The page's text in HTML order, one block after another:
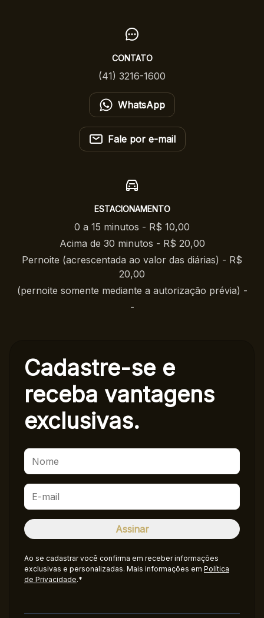
CONTATO
(41) 3216-1600
WhatsApp
Fale por e-mail
ESTACIONAMENTO
0 a 15 minutos - R$ 10,00
Acima de 30 minutos - R$ 20,00
Pernoite (acrescentada ao valor das diárias) - R$
20,00
(pernoite somente mediante a autorização prévia) -
-
Cadastre-se e
receba vantagens
exclusivas.
Ao se cadastrar você confirma em receber informações
exclusivas e personalizadas. Mais informações em Política
de Privacidade.*